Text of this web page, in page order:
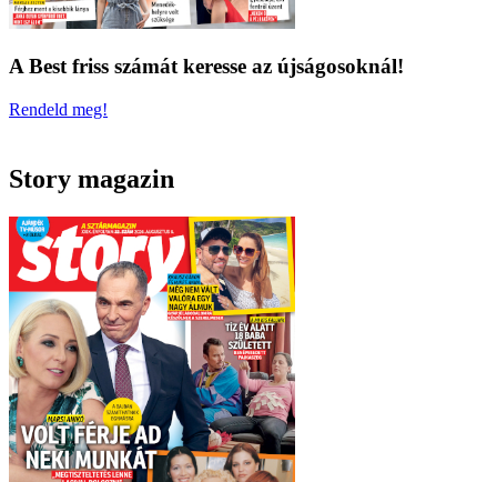
A Best friss számát keresse az újságosoknál!
Rendeld meg!
Story magazin